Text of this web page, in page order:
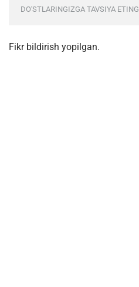
DO'STLARINGIZGA TAVSIYA ETING
Fikr bildirish yopilgan.